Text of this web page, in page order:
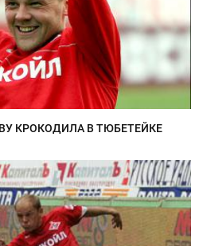
КРОКОДИЛА В ТЮБЕТЕЙКЕ